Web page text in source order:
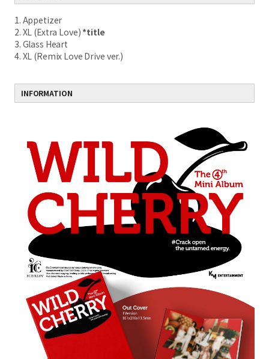
1. Appetizer
2. XL (Extra Love) *title
3. Glass Heart
4. XL (Remix Love Drive ver.)
INFORMATION